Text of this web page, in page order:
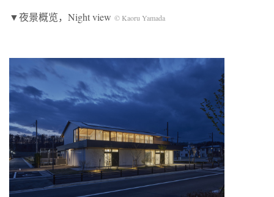
▼夜景概览，Night view © Kaoru Yamada